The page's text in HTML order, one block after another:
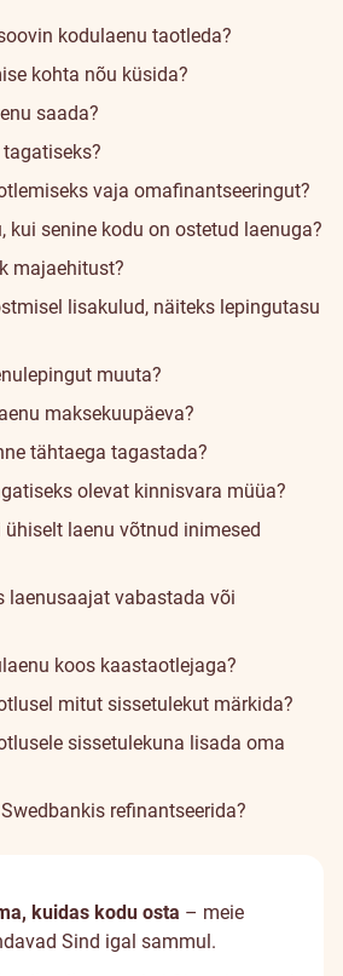
kodulaenu taotleda?
kohta nõu küsida?
saada?
vaja omafinantseeringut?
kui senine kodu on ostetud laenuga?
majaehitust?
lisakulud, näiteks lepingutasu
muuta?
maksekuupäeva?
tähtaega tagastada?
olevat kinnisvara müüa?
laenu võtnud inimesed
laenusaajat vabastada või
koos kaastaotlejaga?
mitut sissetulekut märkida?
sissetulekuna lisada oma
refinantseerida?
kuidas kodu osta – meie
Sind igal sammul.